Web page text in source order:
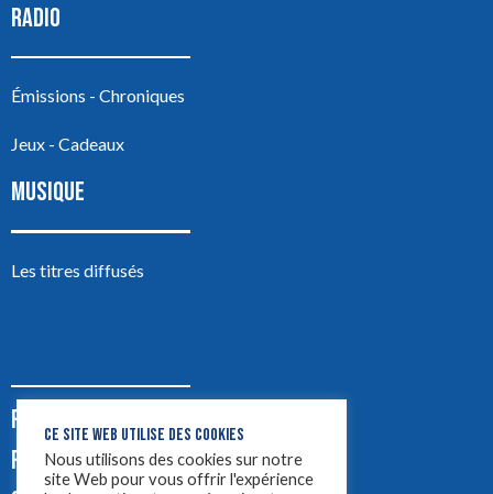
RADIO
Émissions - Chroniques
Jeux - Cadeaux
MUSIQUE
Les titres diffusés
PODCASTS
PUB
CE SITE WEB UTILISE DES COOKIES
Nous utilisons des cookies sur notre
site Web pour vous offrir l'expérience